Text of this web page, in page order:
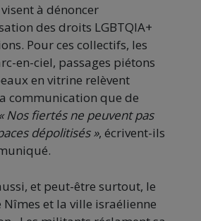
à dénoncer
des droits LGBTQIA+
Pour ces collectifs, les
en-ciel, passages piétons
en vitrine relèvent
communication que de
« Nos fiertés ne peuvent pas
dépolitisés », écrivent-ils
et peut-être surtout, le
et la ville israélienne